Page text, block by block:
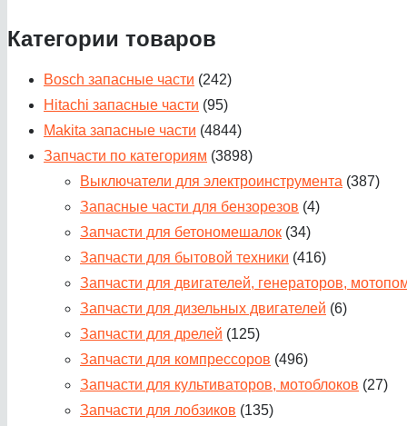
Категории товаров
Bosch запасные части (242)
Hitachi запасные части (95)
Makita запасные части (4844)
Запчасти по категориям (3898)
Выключатели для электроинструмента (387)
Запасные части для бензорезов (4)
Запчасти для бетономешалок (34)
Запчасти для бытовой техники (416)
Запчасти для двигателей, генераторов,
Запчасти для дизельных двигателей (6)
Запчасти для дрелей (125)
Запчасти для компрессоров (496)
Запчасти для культиваторов, мотоблоков (27)
Запчасти для лобзиков (135)